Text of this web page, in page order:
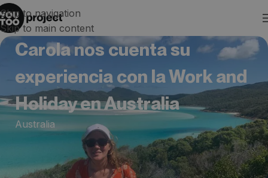
Skip to navigation
Skip to main content
Carola nos cuenta su
experiencia con la Work and
Holiday en Australia
Australia